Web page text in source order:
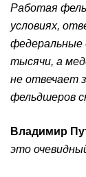
Работая
условиях,
федеральные
тысячи, а
не отвечает
фельдшеров
Владимир
это